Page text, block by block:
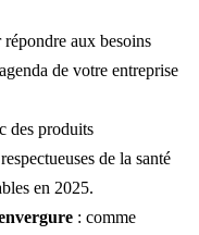
répondre aux besoins
de votre entreprise
des produits
de la santé
en 2025.
: comme